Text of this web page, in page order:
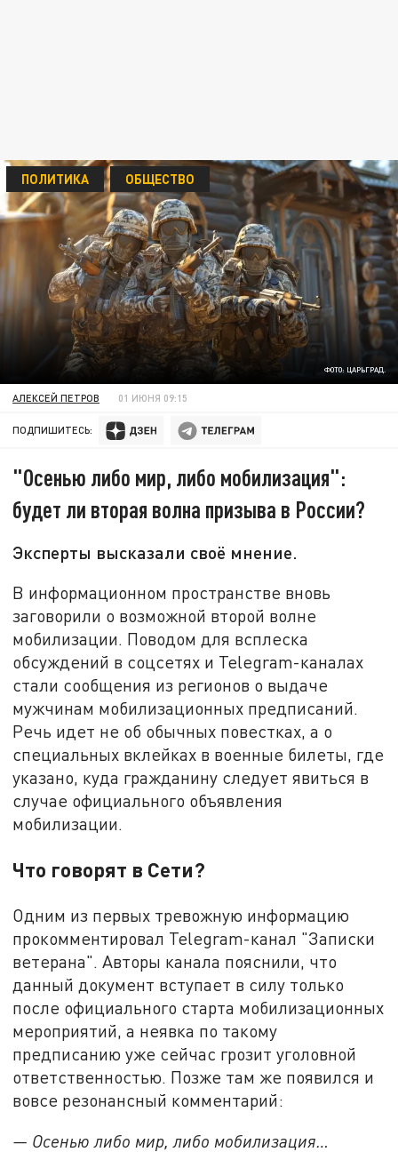
ФОТО: ЦАРЬГРАД.
ПОЛИТИКА ОБЩЕСТВО
АЛЕКСЕЙ ПЕТРОВ 01 ИЮНЯ 09:15
ПОДПИШИТЕСЬ:
"Осенью либо мир, либо мобилизация":
будет ли вторая волна призыва в России?
Эксперты высказали своё мнение.
В информационном пространстве вновь
заговорили о возможной второй волне
мобилизации. Поводом для всплеска
обсуждений в соцсетях и Telegram-каналах
стали сообщения из регионов о выдаче
мужчинам мобилизационных предписаний.
Речь идет не об обычных повестках, а о
специальных вклейках в военные билеты, где
указано, куда гражданину следует явиться в
случае официального объявления
мобилизации.
Что говорят в Сети?
Одним из первых тревожную информацию
прокомментировал Telegram-канал "Записки
ветерана". Авторы канала пояснили, что
данный документ вступает в силу только
после официального старта мобилизационных
мероприятий, а неявка по такому
предписанию уже сейчас грозит уголовной
ответственностью. Позже там же появился и
вовсе резонансный комментарий:
— Осенью либо мир, либо мобилизация…